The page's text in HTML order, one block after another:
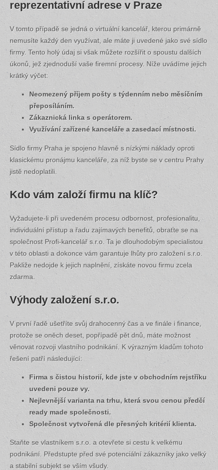
reprezentativní adrese v Praze
V tomto případě se jedná o virtuální kancelář, kterou primárně
nemusíte každý den využívat, ale máte ji uvedené jako své sídlo
firmy. Tento holý údaj si však můžete rozšířit o spoustu dalších
úkonů, jež zjednoduší vaše firemní procesy. Níže uvádíme jejich
krátký výčet:
Neomezený příjem pošty s týdenním nebo měsíčním
přeposíláním.
Zákaznická linka s operátorem.
Využívání zařízené kanceláře a zasedací místnosti.
Sídlo firmy Praha je spojeno hlavně s nízkými náklady oproti
klasickému pronájmu kanceláře, za níž byste se v centru Prahy
jistě nedoplatili.
Kdo vám založí firmu na klíč?
Vyžadujete-li při uvedeném procesu odbornost, profesionalitu,
individuální přístup a řadu zajímavých benefitů, obraťte se na
společnost Profi-kancelář s.r.o. Ta je dlouhodobým specialistou
v této oblasti a dokonce vám garantuje lhůty pro založení s.r.o.
Pakliže nedojde k jejich naplnění, získáte novou firmu zcela
zdarma.
Výhody založení s.r.o.
V první řadě ušetříte svůj drahocenný čas a ve finále i finance,
protože se oněch deset, popřípadě pět dnů, máte možnost
věnovat rozvoji vlastního podnikání. K výrazným kladům tohoto
řešení patří následující:
Firma s čistou historií, kde jste v obchodním rejstříku
uvedeni pouze vy.
Nejlevnější varianta na trhu, která svou cenou předčí
ready made společnosti.
Společnost vytvořená dle přesných kritérií klienta.
Staňte se vlastníkem s.r.o. a otevřete si cestu k velkému
podnikání. Předstupte před své potenciální zákazníky jako velký
a stabilní subjekt se vším všudy.